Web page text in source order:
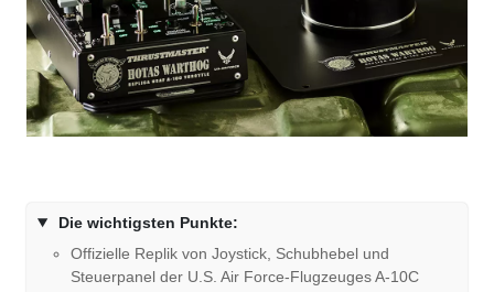
Die wichtigsten Punkte:
Offizielle Replik von Joystick, Schubhebel und
Steuerpanel der U.S. Air Force-Flugzeuges A-10C